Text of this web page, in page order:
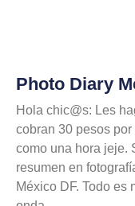
Photo Diary
Hola chic@s: Les
cobran 30 pesos
como una hora jeje.
resumen en
México DF. Todo es